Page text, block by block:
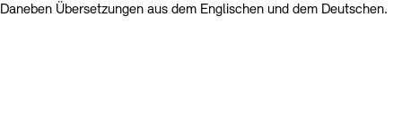
Daneben Übersetzungen aus dem Englischen und dem Deutschen.